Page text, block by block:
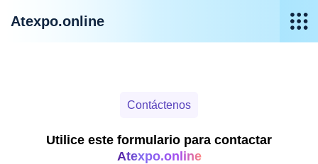
Atexpo.online
Contáctenos
Utilice este formulario para contactar
Atexpo.online